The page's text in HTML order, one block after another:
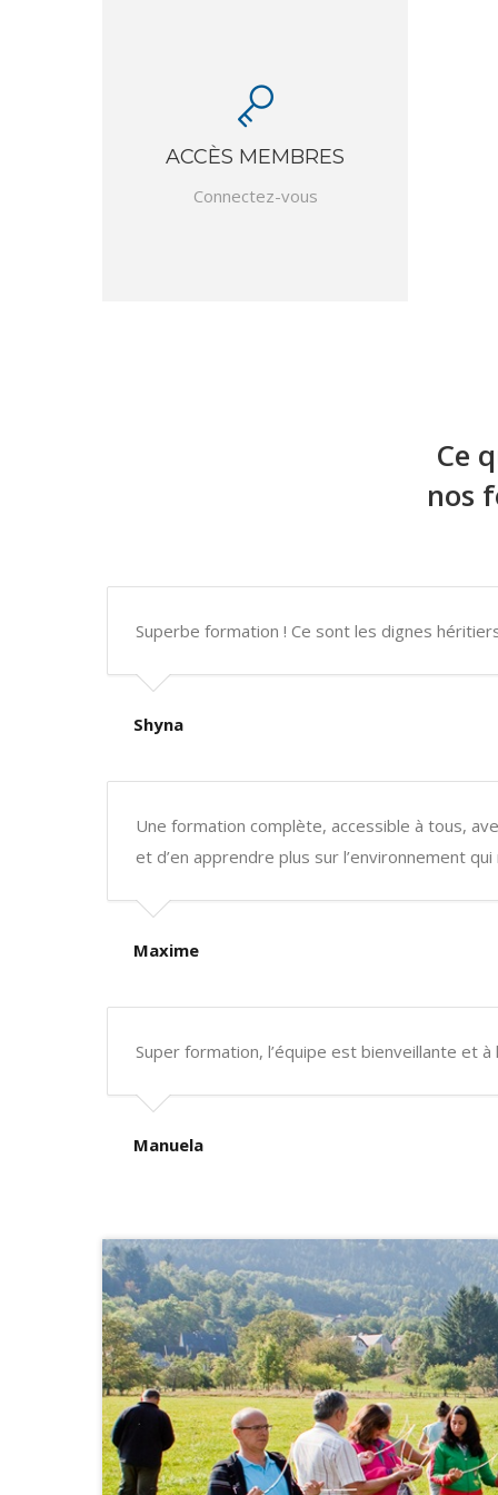
ACCÈS MEMBRES
Connectez-vous
Ce
nos
Superbe formation ! Ce sont les dignes
Shyna
Une formation complète, accessible à tous,
et d’en apprendre plus sur l’environnement
Maxime
Super formation, l’équipe est bienveillante et
Manuela